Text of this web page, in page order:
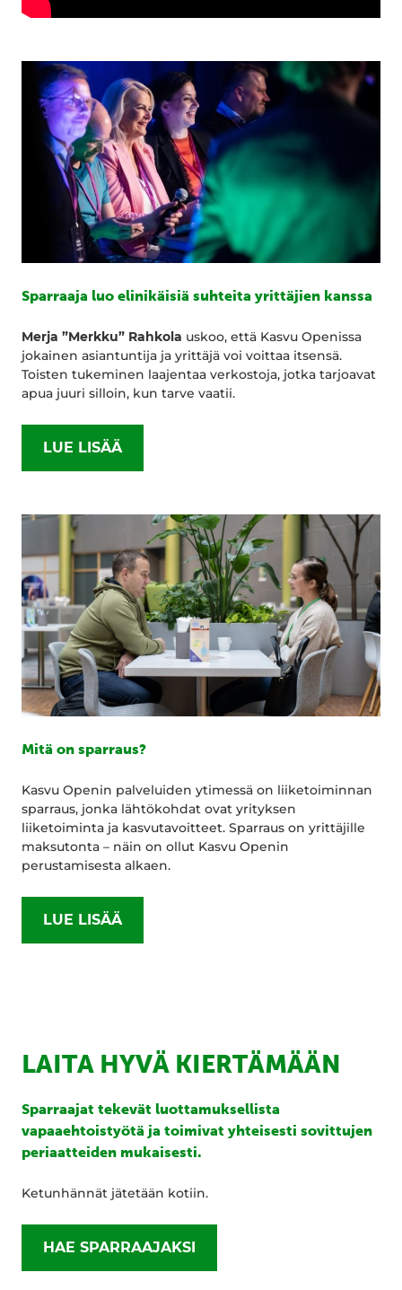
Sparraaja luo elinikäisiä suhteita yrittäjien kanssa
Merja ”Merkku” Rahkola uskoo, että Kasvu Openissa
jokainen asiantuntija ja yrittäjä voi voittaa itsensä.
Toisten tukeminen laajentaa verkostoja, jotka tarjoavat
apua juuri silloin, kun tarve vaatii.
LUE LISÄÄ
Mitä on sparraus?
Kasvu Openin palveluiden ytimessä on liiketoiminnan
sparraus, jonka lähtökohdat ovat yrityksen
liiketoiminta ja kasvutavoitteet. Sparraus on yrittäjille
maksutonta – näin on ollut Kasvu Openin
perustamisesta alkaen.
LUE LISÄÄ
LAITA HYVÄ KIERTÄMÄÄN
Sparraajat tekevät luottamuksellista
vapaaehtoistyötä ja toimivat yhteisesti sovittujen
periaatteiden mukaisesti.
Ketunhännät jätetään kotiin.
HAE SPARRAAJAKSI